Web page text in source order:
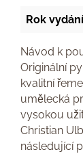
Rok
Návod k
Originální
kvalitní
umělecká
vysokou
Christian
následující